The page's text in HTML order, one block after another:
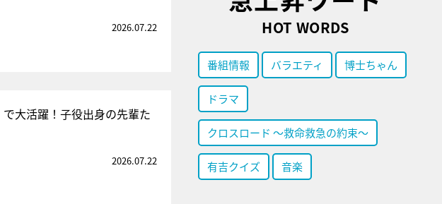
2026.07.22
大活躍！子役出身の先輩た
2026.07.22
HOT WORDS
番組情報 バラエティ 博士ちゃん
ドラマ
クロスロード ～救命救急の約束～
有吉クイズ 音楽